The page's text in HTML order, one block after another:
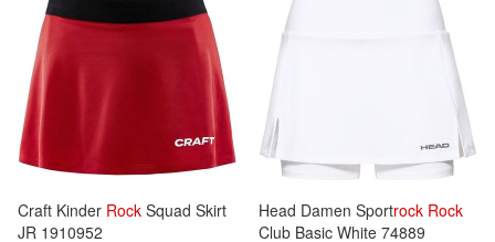
Craft Kinder Rock Squad Skirt
JR 1910952
Head Damen Sportrock Rock
Club Basic White 74889